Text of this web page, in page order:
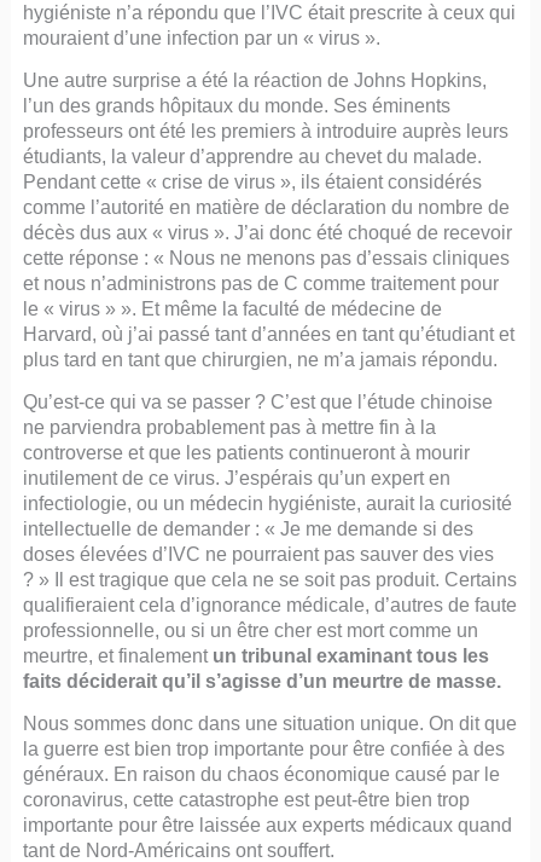
hygiéniste n’a répondu que l’IVC était prescrite à ceux qui
mouraient d’une infection par un « virus ».
Une autre surprise a été la réaction de Johns Hopkins,
l’un des grands hôpitaux du monde. Ses éminents
professeurs ont été les premiers à introduire auprès leurs
étudiants, la valeur d’apprendre au chevet du malade.
Pendant cette « crise de virus », ils étaient considérés
comme l’autorité en matière de déclaration du nombre de
décès dus aux « virus ». J’ai donc été choqué de recevoir
cette réponse : « Nous ne menons pas d’essais cliniques
et nous n’administrons pas de C comme traitement pour
le « virus » ». Et même la faculté de médecine de
Harvard, où j’ai passé tant d’années en tant qu’étudiant et
plus tard en tant que chirurgien, ne m’a jamais répondu.
Qu’est-ce qui va se passer ? C’est que l’étude chinoise
ne parviendra probablement pas à mettre fin à la
controverse et que les patients continueront à mourir
inutilement de ce virus. J’espérais qu’un expert en
infectiologie, ou un médecin hygiéniste, aurait la curiosité
intellectuelle de demander : « Je me demande si des
doses élevées d’IVC ne pourraient pas sauver des vies
? » Il est tragique que cela ne se soit pas produit. Certains
qualifieraient cela d’ignorance médicale, d’autres de faute
professionnelle, ou si un être cher est mort comme un
meurtre, et finalement un tribunal examinant tous les
faits déciderait qu’il s’agisse d’un meurtre de masse.
Nous sommes donc dans une situation unique. On dit que
la guerre est bien trop importante pour être confiée à des
généraux. En raison du chaos économique causé par le
coronavirus, cette catastrophe est peut-être bien trop
importante pour être laissée aux experts médicaux quand
tant de Nord-Américains ont souffert.